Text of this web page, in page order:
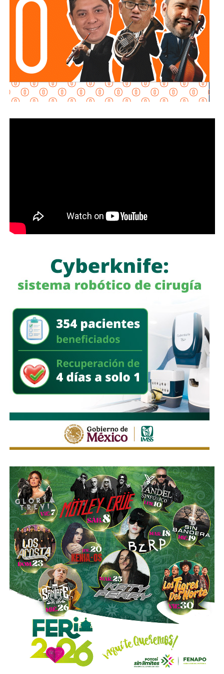
requisitos “, declaró.
Martínez Acosta señaló quela dependencia mantiene
disposición para que Uber complete el procedimiento
y pueda operar conforme a la ley, por lo que descartó que
exista una postura de persecución hacia la empresa.
“No es un tema de persecución ni de cacería. Al contrario,
buscamos que ellos mismos nos ayuden a que la
a quienes se les ha explicado el proceso de
regularización.
deja a los propios conductores en una situación de
vulnerabilidad,al no contar con las condiciones legales
previstas por la normativa estatal.
“Es la empresa la que no cumple con lo que las leyes
locales establecen y eso deja a los operadores en estado
de indefensión”, señaló.
Respecto a la llegada de nuevas plataformas digitales al
estado, Martínez Acosta consideró que la
competencia representa una oportunidad para
mejorar la calidad del servicio de transporte.
“Hoy el gremio del taxismo entiende que la competencia
es buena. Ellos estarán tratando de mejorar y brindar un
mejor servicio, mientras que la ciudadanía podrá elegir la
opción que considere más conveniente”, comentó.
La titular de la SCT reiteró que, mientras Uber no complete
el procedimiento administrativo y cumpla con las
obligaciones previstas en la ley, la plataforma no podrá
prestar el servicio de transporte en San Luis Potosí.
También lee:Ya es oficial: MiTaxi será la plataforma oficial
de transporte de la Fenapo 2026